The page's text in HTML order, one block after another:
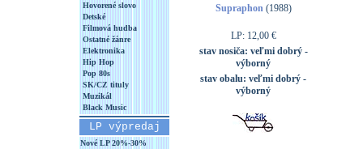
Hovorené slovo
Detské
Filmová hudba
Ostatné žánre
Elektronika
Hip Hop
Pop 80s
SK/CZ tituly
Muzikál
Black Music
LP výpredaj
Nové LP 20%-30%
Supraphon(1988)
LP: 12,00 €
stav nosiča: veľmi dobrý -
výborný
stav obalu: veľmi dobrý -
výborný